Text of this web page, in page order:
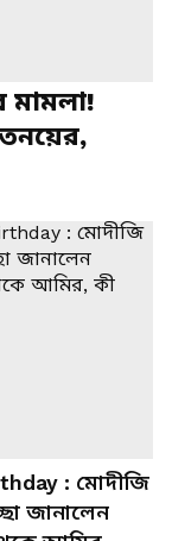
মামলা!
: মোদীজি
জানালেন